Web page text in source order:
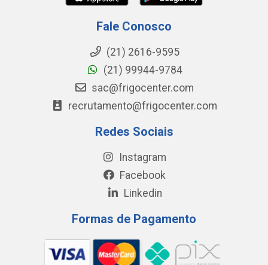
Fale Conosco
(21) 2616-9595
(21) 99944-9784
sac@frigocenter.com
recrutamento@frigocenter.com
Redes Sociais
Instagram
Facebook
Linkedin
Formas de Pagamento